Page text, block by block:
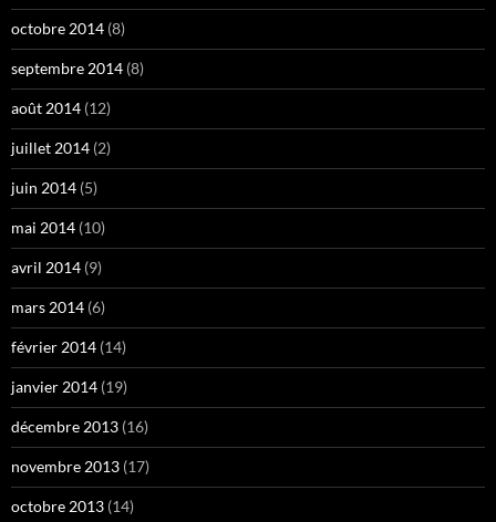
octobre 2014 (8)
septembre 2014 (8)
août 2014 (12)
juillet 2014 (2)
juin 2014 (5)
mai 2014 (10)
avril 2014 (9)
mars 2014 (6)
février 2014 (14)
janvier 2014 (19)
décembre 2013 (16)
novembre 2013 (17)
octobre 2013 (14)